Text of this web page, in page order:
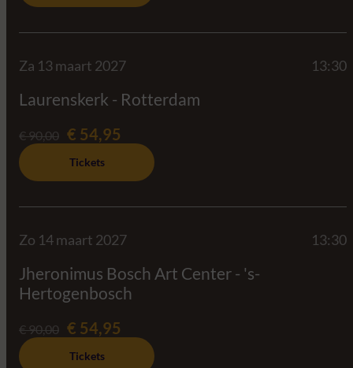
Za 13 maart 2027 13:30
Laurenskerk - Rotterdam
€ 90,00 € 54,95
Tickets
Zo 14 maart 2027 13:30
Jheronimus Bosch Art Center - 's-
Hertogenbosch
€ 90,00 € 54,95
Tickets